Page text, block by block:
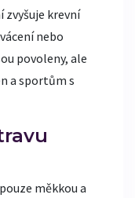
krevní
nebo
povoleny, ale
a sportům s
měkkou a